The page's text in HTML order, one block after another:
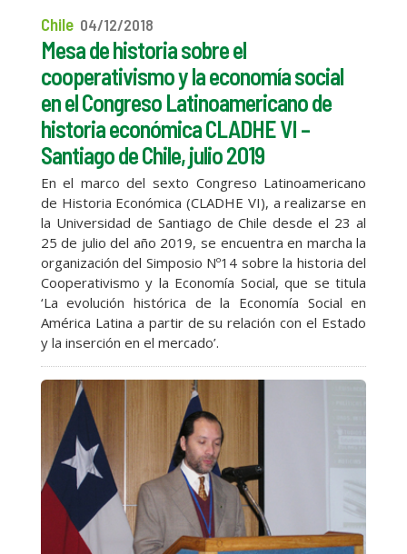
Chile 04/12/2018
Mesa de historia sobre el
cooperativismo y la economía social
en el Congreso Latinoamericano de
historia económica CLADHE VI –
Santiago de Chile, julio 2019
En el marco del sexto Congreso Latinoamericano
de Historia Económica (CLADHE VI), a realizarse en
la Universidad de Santiago de Chile desde el 23 al
25 de julio del año 2019, se encuentra en marcha la
organización del Simposio Nº14 sobre la historia del
Cooperativismo y la Economía Social, que se titula
‘La evolución histórica de la Economía Social en
América Latina a partir de su relación con el Estado
y la inserción en el mercado’.